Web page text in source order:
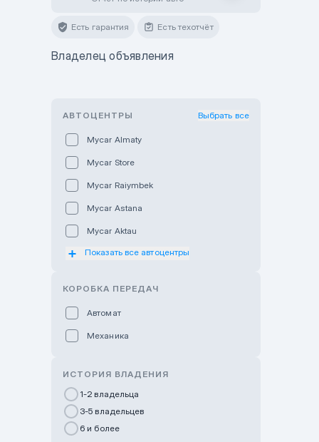
Есть гарантия Есть техотчёт
Владелец объявления
АВТОЦЕНТРЫ Выбрать все
Mycar Almaty
Mycar Store
Mycar Raiymbek
Mycar Astana
Mycar Aktau
Mycar Uralsk
GWM Nurly Zhol
Chery Astana
Показать все автоцентры
КОРОБКА ПЕРЕДАЧ
Автомат
Механика
ИСТОРИЯ ВЛАДЕНИЯ
1-2 владельца
3-5 владельцев
6 и более